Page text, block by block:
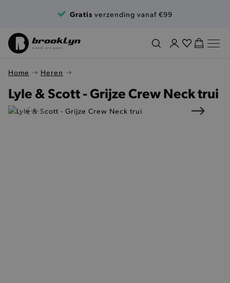
Gratis verzending vanaf €99
Home Heren
Lyle & Scott - Grijze Crew Neck trui